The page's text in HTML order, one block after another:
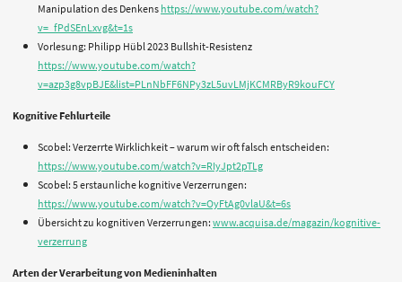
Manipulation des Denkens https://www.youtube.com/watch?
v=_fPdSEnLxvg&t=1s
Vorlesung: Philipp Hübl 2023 Bullshit-Resistenz
https://www.youtube.com/watch?
v=azp3g8vpBJE&list=PLnNbFF6NPy3zL5uvLMjKCMRByR9kouFCY
Kognitive Fehlurteile
Scobel: Verzerrte Wirklichkeit – warum wir oft falsch entscheiden:
https://www.youtube.com/watch?v=RIyJpt2pTLg
Scobel: 5 erstaunliche kognitive Verzerrungen:
https://www.youtube.com/watch?v=OyFtAg0vlaU&t=6s
Übersicht zu kognitiven Verzerrungen: www.acquisa.de/magazin/kognitive-
verzerrung
Arten der Verarbeitung von Medieninhalten